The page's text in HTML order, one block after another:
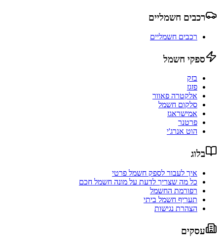
רכבים חשמליים
רכבים חשמליים
ספקי חשמל
בזק
פזגז
אלקטרה פאוור
סלקום חשמל
אמישראגז
פרטנר
הוט אנרג'י
בלוג
איך לעבור לספק חשמל פרטי
כל מה שצריך לדעת על מונה חשמל חכם
רפורמת החשמל
תעריף חשמל ביתי
הצהרת נגישות
עסקים